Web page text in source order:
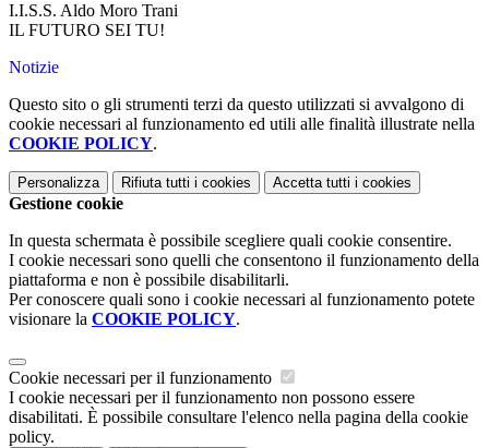
I.I.S.S. Aldo Moro Trani
IL FUTURO SEI TU!
Notizie
Questo sito o gli strumenti terzi da questo utilizzati si avvalgono di
cookie necessari al funzionamento ed utili alle finalità illustrate nella
COOKIE POLICY.
Personalizza Rifiuta tutti i cookies Accetta tutti i cookies
Gestione cookie
In questa schermata è possibile scegliere quali cookie consentire.
I cookie necessari sono quelli che consentono il funzionamento della
piattaforma e non è possibile disabilitarli.
Per conoscere quali sono i cookie necessari al funzionamento potete
visionare la COOKIE POLICY.
Cookie necessari per il funzionamento
I cookie necessari per il funzionamento non possono essere
disabilitati. È possibile consultare l'elenco nella pagina della cookie
policy.